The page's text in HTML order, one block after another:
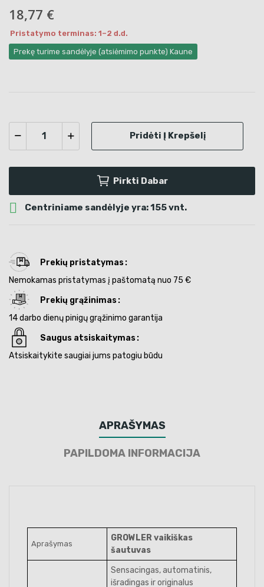
18,77 €
Pristatymo terminas: 1–2 d.d.
Prekę turime sandėlyje (atsiėmimo punkte) Kaune
Pridėti Į Krepšelį
Pirkti Dabar
 Centriniame sandėlyje yra: 155 vnt.
Prekių pristatymas
Nemokamas pristatymas į paštomatą nuo 75 €
Prekių grąžinimas
14 darbo dienų pinigų grąžinimo garantija
Saugus atsiskaitymas
Atsiskaitykite saugiai jums patogiu būdu
APRAŠYMAS
PAPILDOMA INFORMACIJA
Aprašymas
GROWLER vaikiškas
šautuvas
Sensacingas, automatinis,
išradingas ir originalus